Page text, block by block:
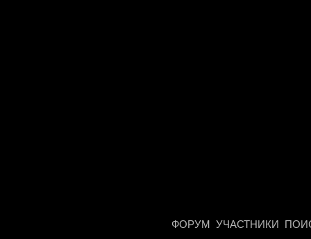
ФОРУМ УЧАСТНИКИ